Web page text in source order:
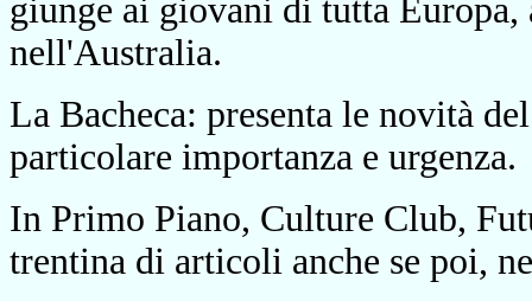
giunge ai giovani di tutta
nell'Australia.
La Bacheca: presenta le novità
particolare importanza e urgenza.
In Primo Piano, Culture Club,
trentina di articoli anche se poi,